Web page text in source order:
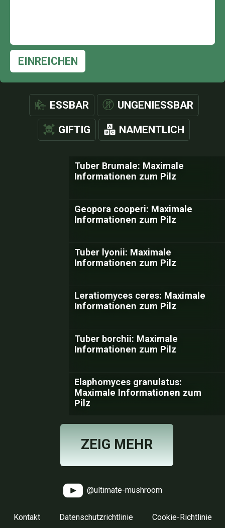
EINREICHEN
ESSBAR UNGENIESSBAR
GIFTIG NAMENTLICH
Tuber Brumale: Maximale
Informationen zum Pilz
Geopora cooperi: Maximale
Informationen zum Pilz
Tuber lyonii: Maximale
Informationen zum Pilz
Leratiomyces ceres: Maximale
Informationen zum Pilz
Tuber borchii: Maximale
Informationen zum Pilz
Elaphomyces granulatus:
Maximale Informationen zum
Pilz
ZEIG MEHR
@ultimate-mushroom
Kontakt Datenschutzrichtlinie Cookie-Richtlinie